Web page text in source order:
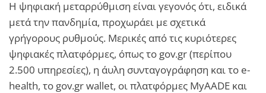
Η ψηφιακή μεταρρύθμιση είναι γεγονός ότι, ειδικά
μετά την πανδημία, προχωράει με σχετικά
γρήγορους ρυθμούς. Μερικές από τις κυριότερες
ψηφιακές πλατφόρμες, όπως το gov.gr (περίπου
2.500 υπηρεσίες), η άυλη συνταγογράφηση και το e-
health, το gov.gr wallet, οι πλατφόρμες MyAADE και